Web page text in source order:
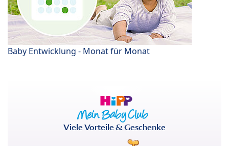
Baby Entwicklung - Monat für Monat
Viele Vorteile & Geschenke